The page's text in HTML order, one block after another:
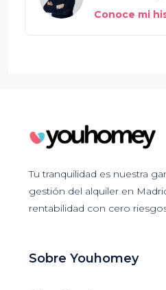
Conoce mi
Tu tranquilidad es nuestra
gestión del alquiler en
rentabilidad con cero
Sobre Youhomey